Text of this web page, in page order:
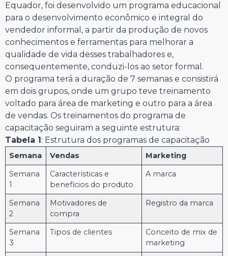
Equador, foi desenvolvido um programa educacional
para o desenvolvimento econômico e integral do
vendedor informal, a partir da produção de novos
conhecimentos e ferramentas para melhorar a
qualidade de vida desses trabalhadores e,
consequentemente, conduzi-los ao setor formal.
O programa terá a duração de 7 semanas e consistirá
em dois grupos, onde um grupo teve treinamento
voltado para área de marketing e outro para a área
de vendas. Os treinamentos do programa de
capacitação seguiram a seguinte estrutura:
Tabela 1 : Estrutura dos programas de capacitação
Semana Vendas
Marketing
Semana
1
Características e
benefícios do produto
A marca
Semana
2
Motivadores de
compra
Registro da marca
Semana
3
Tipos de clientes
Conceito de mix de
marketing